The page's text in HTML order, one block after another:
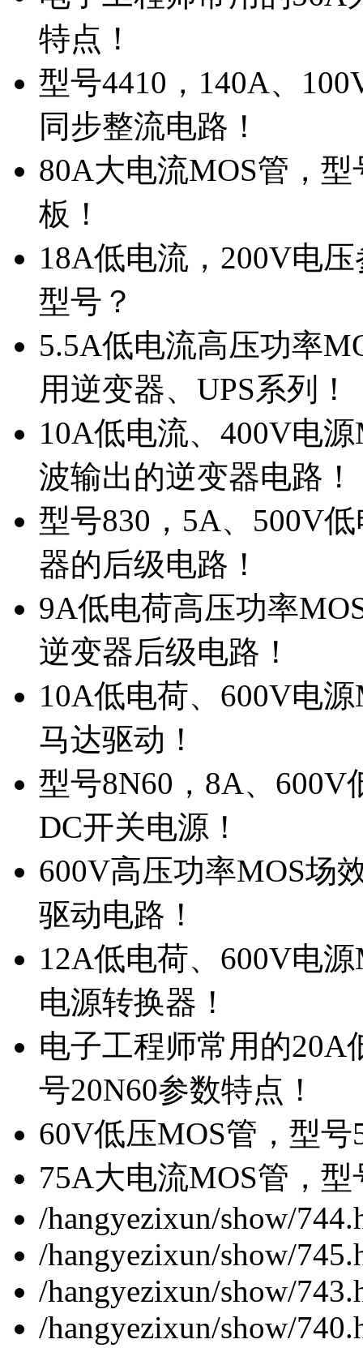
特点！
型号4410，140A、
同步整流电路！
80A大电流MOS管，
板！
18A低电流，200V电
型号？
5.5A低电流高压功率
用逆变器、UPS系列！
10A低电流、400V电
波输出的逆变器电路！
型号830，5A、500V
器的后级电路！
9A低电荷高压功率
逆变器后级电路！
10A低电荷、600V电
马达驱动！
型号8N60，8A、
DC开关电源！
600V高压功率MOS场
驱动电路！
12A低电荷、600V电
电源转换器！
电子工程师常用的20A
号20N60参数特点！
60V低压MOS管，型
75A大电流MOS管，
/hangyezixun/show/
/hangyezixun/show/
/hangyezixun/show/
/hangyezixun/show/